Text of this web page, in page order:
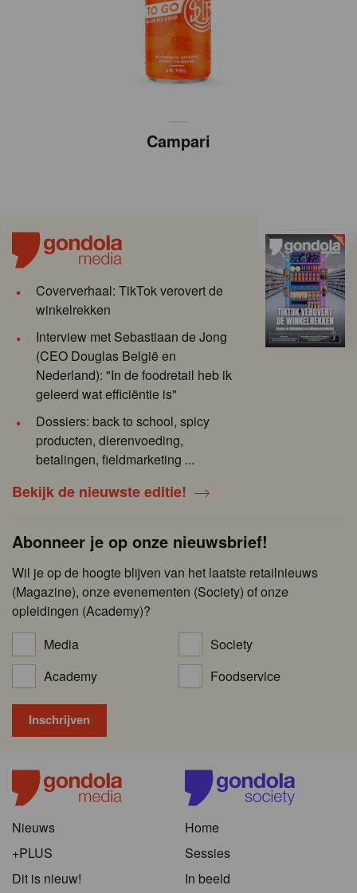
Campari
Coververhaal: TikTok verovert de
winkelrekken
Interview met Sebastiaan de Jong
(CEO Douglas België en
Nederland): "In de foodretail heb ik
geleerd wat efficiëntie is"
Dossiers: back to school, spicy
producten, dierenvoeding,
betalingen, fieldmarketing ...
Bekijk de nieuwste editie!
Abonneer je op onze nieuwsbrief!
Wil je op de hoogte blijven van het laatste retailnieuws
(Magazine), onze evenementen (Society) of onze
opleidingen (Academy)?
Media
Society
Academy
Foodservice
Nieuws
+PLUS
Dit is nieuw!
Home
Sessies
In beeld